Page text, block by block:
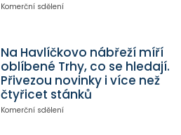
Komerční sdělení
Na Havlíčkovo nábřeží míří
oblíbené Trhy, co se hledají.
Přivezou novinky i více než
čtyřicet stánků
Komerční sdělení